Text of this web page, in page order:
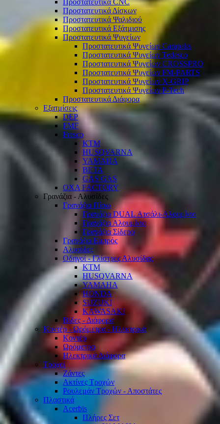
Προστατευτικά CNC
Προστατευτικά Δίσκων
Προστατευτικά Ψαλιδιού
Προστατευτικά Εξάτμισης
Προστατευτικά Ψυγείων
Προστατευτικά Ψυγείων Carapaks
Προστατευτικά Ψυγείων Tedesco
Προστατευτικά Ψυγείων CROSSPRO
Προστατευτικά Ψυγείων FM-PARTS
Προστατευτικά Ψυγείων X-GRIP
Προστατευτικά Ψυγείων P-Tech
Προστατευτικά Διάφορα
Εξατμίσεις
DEP
FMF
Fresco
KTM
HUSQVARNA
YAMAHA
BETA
GAS GAS
OXA FACTORY
Γρανάζια - Αλυσίδες
Γρανάζια Πίσω
Γρανάζια DUAL Ατσάλι-Αλουμίνιο
Γρανάζια Αλουμίνιο
Γρανάζια Σίδερο
Γρανάζια Εμπρός
Αλυσίδες
Οδηγοί - Γλίστρες Αλυσίδας
KTM
HUSQVARNA
YAMAHA
HONDA
SUZUKI
KAWASAKI
Βίδες - Διάφορα
Κοντέρ - Ωρόμετρα - Ηλεκτρικά
Κοντέρ
Ωρόμετρα
Ηλεκτρικά Διάφορα
Τροχοί
Ζάντες
Ακτίνες Τροχών
Ρουλεμάν Τροχών - Αποστάτες
Πλαστικά
Acerbis
Πλήρες Σετ